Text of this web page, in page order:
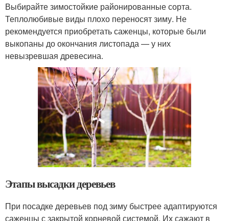
Выбирайте зимостойкие районированные сорта.
Теплолюбивые виды плохо переносят зиму. Не
рекомендуется приобретать саженцы, которые были
выкопаны до окончания листопада — у них
невызревшая древесина.
Этапы высадки деревьев
При посадке деревьев под зиму быстрее адаптируются
саженцы с закрытой корневой системой. Их сажают в